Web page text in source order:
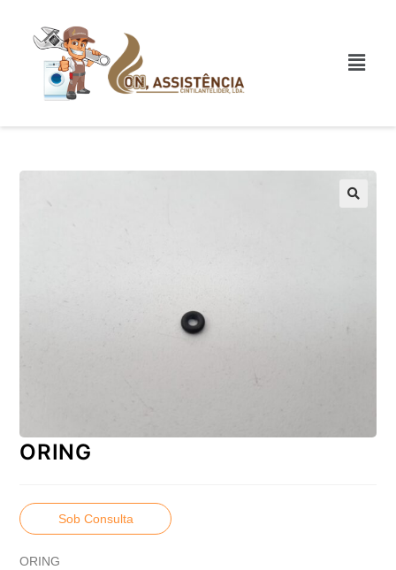
ORING
Sob Consulta
ORING